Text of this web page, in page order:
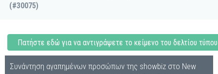
(#30075)
Πατήστε εδώ για να αντιγράψετε το κείμενο του δελτίου τύπου
Συνάντηση αγαπημένων προσώπων της showbiz στο New